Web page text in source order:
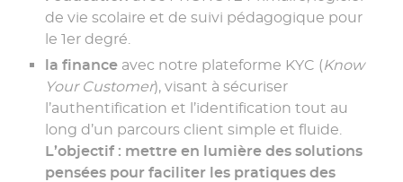
de vie scolaire et de suivi pédagogique pour
le 1er degré.
la finance avec notre plateforme KYC (Know
Your Customer), visant à sécuriser
l’authentification et l’identification tout au
long d’un parcours client simple et fluide.
L’objectif : mettre en lumière des solutions
pensées pour faciliter les pratiques des